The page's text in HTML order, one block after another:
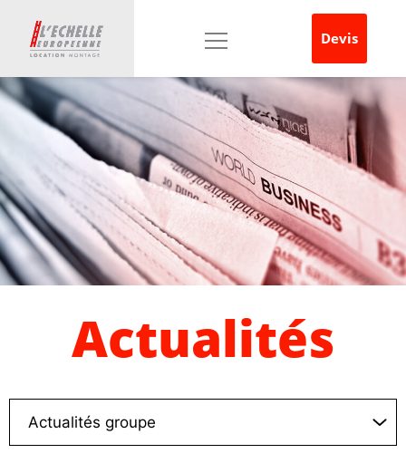
Devis
Actualités